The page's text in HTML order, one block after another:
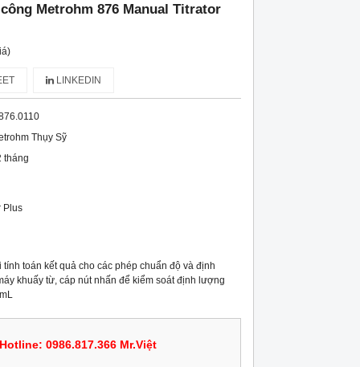
Metrohm 876 Manual Titrator
LINKEDIN
Thụy Sỹ
tháng
Plus
toán kết quả cho các phép chuẩn độ và định
khuấy từ, cáp nút nhấn để kiểm soát định lượng
0986.817.366 Mr.Việt